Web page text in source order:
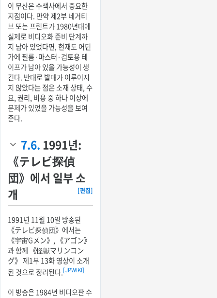
이 무산은 수색사에서 중요한
지점이다. 만약 제2부 네거티
브 또는 프린트가 1980년대에
실제로 비디오화 준비 단계까
지 남아 있었다면, 현재도 어딘
가에 필름·마스터·검토용 테
이프가 남아 있을 가능성이 생
긴다. 반대로 발매가 이루어지
지 않았다는 점은 소재 상태, 수
요, 권리, 비용 중 하나 이상에
문제가 있었을 가능성을 보여
준다.
7.6. 1991년:
《テレビ探偵
団》에서 일부 소
개
[편집]
1991년 11월 10일 방송된
《テレビ探偵団》에서는
《宇宙Gメン》, 《アゴン》
과 함께 《怪獣マリンコン
グ》 제1부 13화 영상이 소개
된 것으로 정리된다.[JPWIKI]
이 방송은 1984년 비디오판 수